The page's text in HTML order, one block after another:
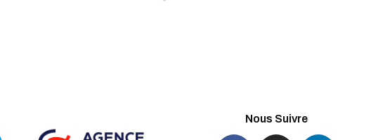
Nous Suivre